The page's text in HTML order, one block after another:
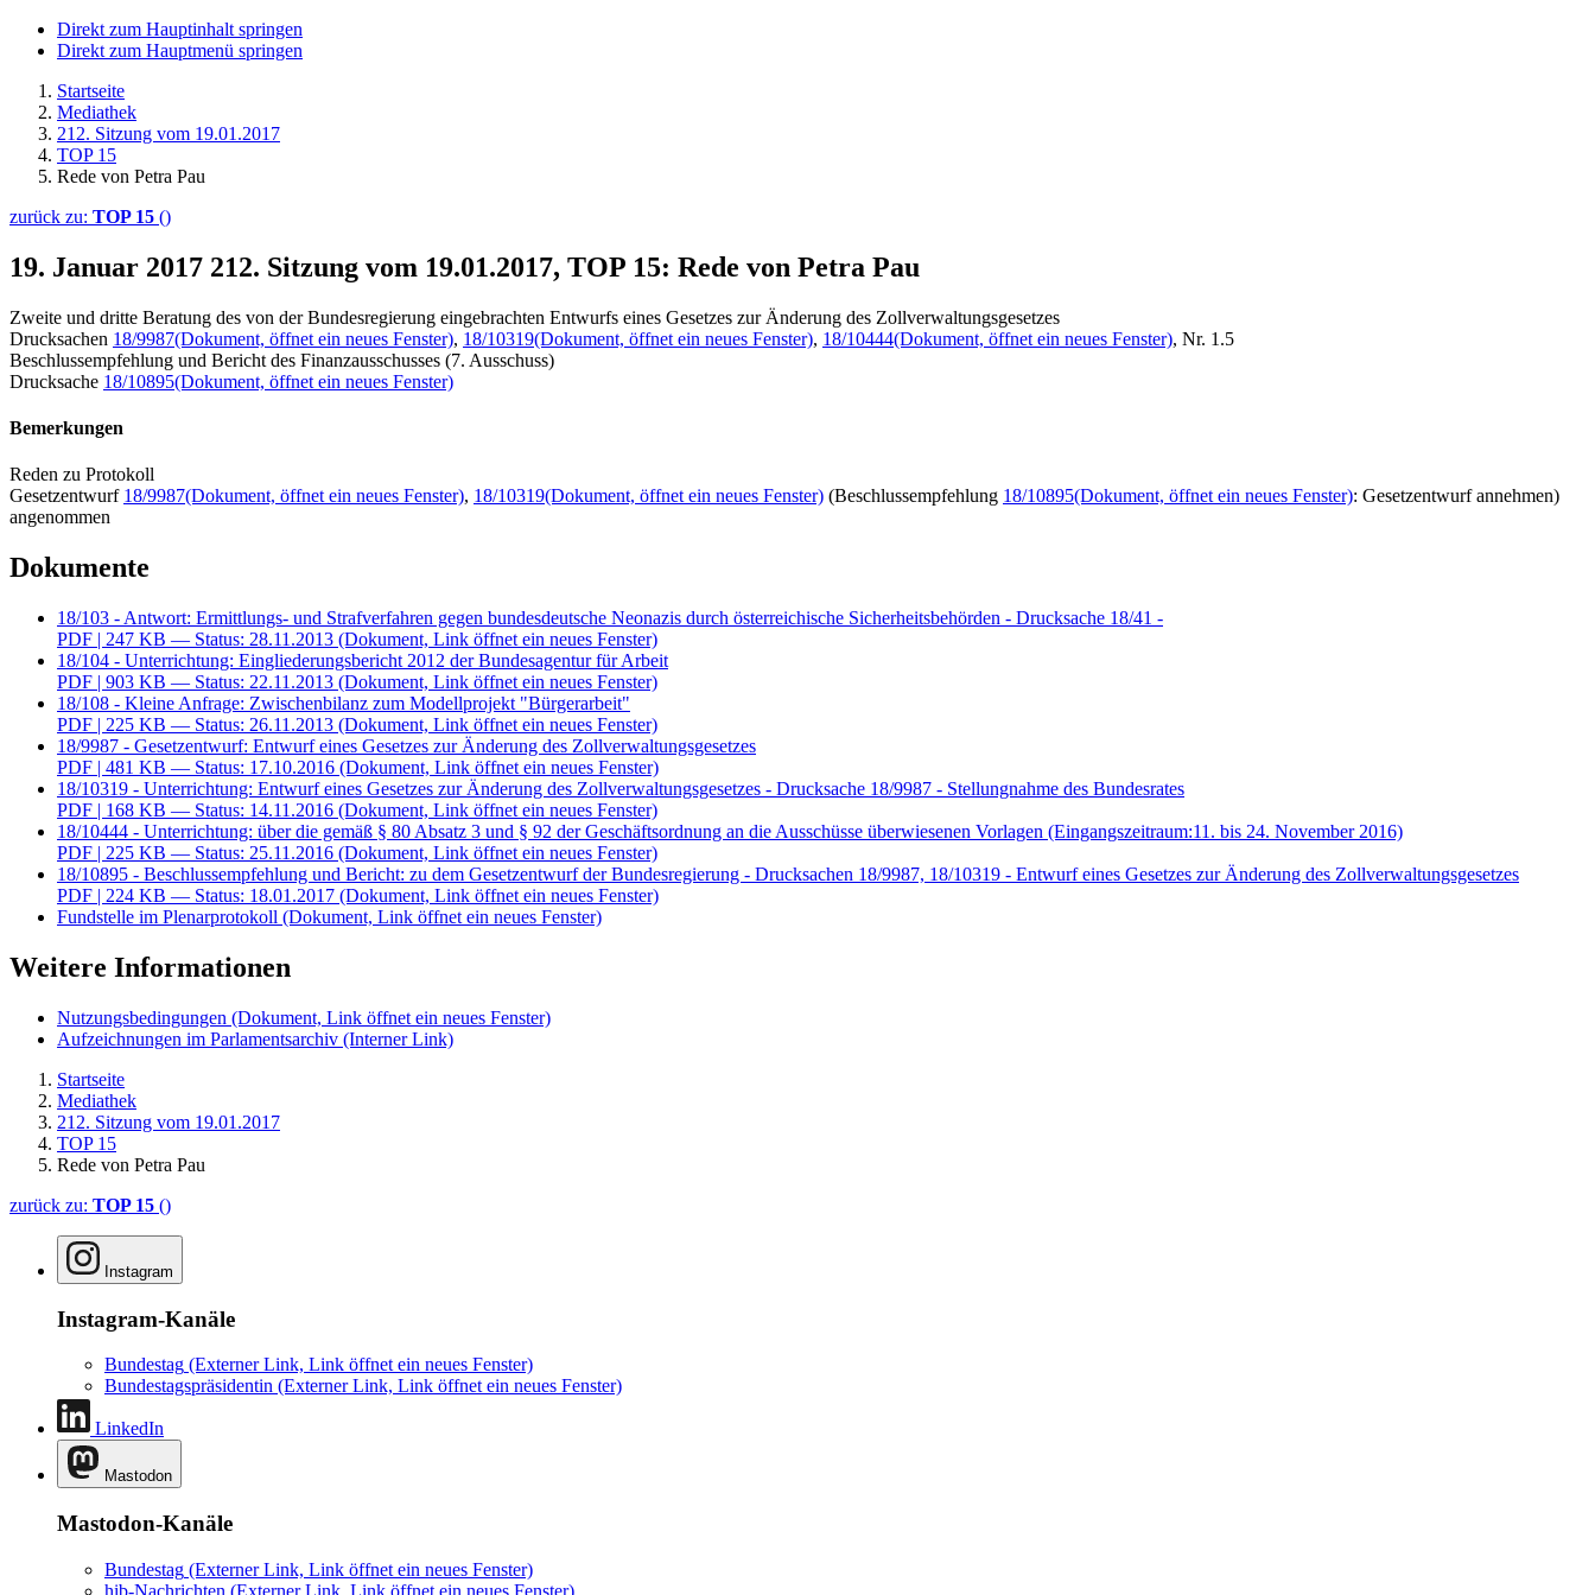
Direkt zum Hauptinhalt springen
Direkt zum Hauptmenü springen
Startseite
Mediathek
212. Sitzung vom 19.01.2017
TOP 15
Rede von Petra Pau
zurück zu: TOP 15 ()
19. Januar 2017 212. Sitzung vom 19.01.2017, TOP 15: Rede von Petra Pau
Zweite und dritte Beratung des von der Bundesregierung eingebrachten Entwurfs eines Gesetzes zur Änderung des Zollverwaltungsgesetzes
Drucksachen 18/9987(Dokument, öffnet ein neues Fenster), 18/10319(Dokument, öffnet ein neues Fenster), 18/10444(Dokument, öffnet ein neues Fenster), Nr. 1.5
Beschlussempfehlung und Bericht des Finanzausschusses (7. Ausschuss)
Drucksache 18/10895(Dokument, öffnet ein neues Fenster)
Bemerkungen
Reden zu Protokoll
Gesetzentwurf 18/9987(Dokument, öffnet ein neues Fenster), 18/10319(Dokument, öffnet ein neues Fenster) (Beschlussempfehlung 18/10895(Dokument, öffnet ein neues Fenster): Gesetzentwurf annehmen)
angenommen
Dokumente
18/103 - Antwort: Ermittlungs- und Strafverfahren gegen bundesdeutsche Neonazis durch österreichische Sicherheitsbehörden - Drucksache 18/41 -
PDF | 247 KB — Status: 28.11.2013 (Dokument, Link öffnet ein neues Fenster)
18/104 - Unterrichtung: Eingliederungsbericht 2012 der Bundesagentur für Arbeit
PDF | 903 KB — Status: 22.11.2013 (Dokument, Link öffnet ein neues Fenster)
18/108 - Kleine Anfrage: Zwischenbilanz zum Modellprojekt "Bürgerarbeit"
PDF | 225 KB — Status: 26.11.2013 (Dokument, Link öffnet ein neues Fenster)
18/9987 - Gesetzentwurf: Entwurf eines Gesetzes zur Änderung des Zollverwaltungsgesetzes
PDF | 481 KB — Status: 17.10.2016 (Dokument, Link öffnet ein neues Fenster)
18/10319 - Unterrichtung: Entwurf eines Gesetzes zur Änderung des Zollverwaltungsgesetzes - Drucksache 18/9987 - Stellungnahme des Bundesrates
PDF | 168 KB — Status: 14.11.2016 (Dokument, Link öffnet ein neues Fenster)
18/10444 - Unterrichtung: über die gemäß § 80 Absatz 3 und § 92 der Geschäftsordnung an die Ausschüsse überwiesenen Vorlagen (Eingangszeitraum:11. bis 24. November 2016)
PDF | 225 KB — Status: 25.11.2016 (Dokument, Link öffnet ein neues Fenster)
18/10895 - Beschlussempfehlung und Bericht: zu dem Gesetzentwurf der Bundesregierung - Drucksachen 18/9987, 18/10319 - Entwurf eines Gesetzes zur Änderung des Zollverwaltungsgesetzes
PDF | 224 KB — Status: 18.01.2017 (Dokument, Link öffnet ein neues Fenster)
Fundstelle im Plenarprotokoll (Dokument, Link öffnet ein neues Fenster)
Weitere Informationen
Nutzungsbedingungen (Dokument, Link öffnet ein neues Fenster)
Aufzeichnungen im Parlamentsarchiv (Interner Link)
Startseite
Mediathek
212. Sitzung vom 19.01.2017
TOP 15
Rede von Petra Pau
zurück zu: TOP 15 ()
Instagram
Instagram-Kanäle
Bundestag (Externer Link, Link öffnet ein neues Fenster)
Bundestagspräsidentin (Externer Link, Link öffnet ein neues Fenster)
LinkedIn
Mastodon
Mastodon-Kanäle
Bundestag (Externer Link, Link öffnet ein neues Fenster)
hib-Nachrichten (Externer Link, Link öffnet ein neues Fenster)